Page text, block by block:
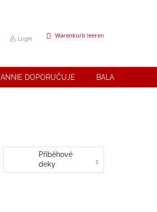
Login WARENKORB
Warenkorb leeren
ANNIE DOPORUČUJE BALANČNÍ
Příběhové
deky